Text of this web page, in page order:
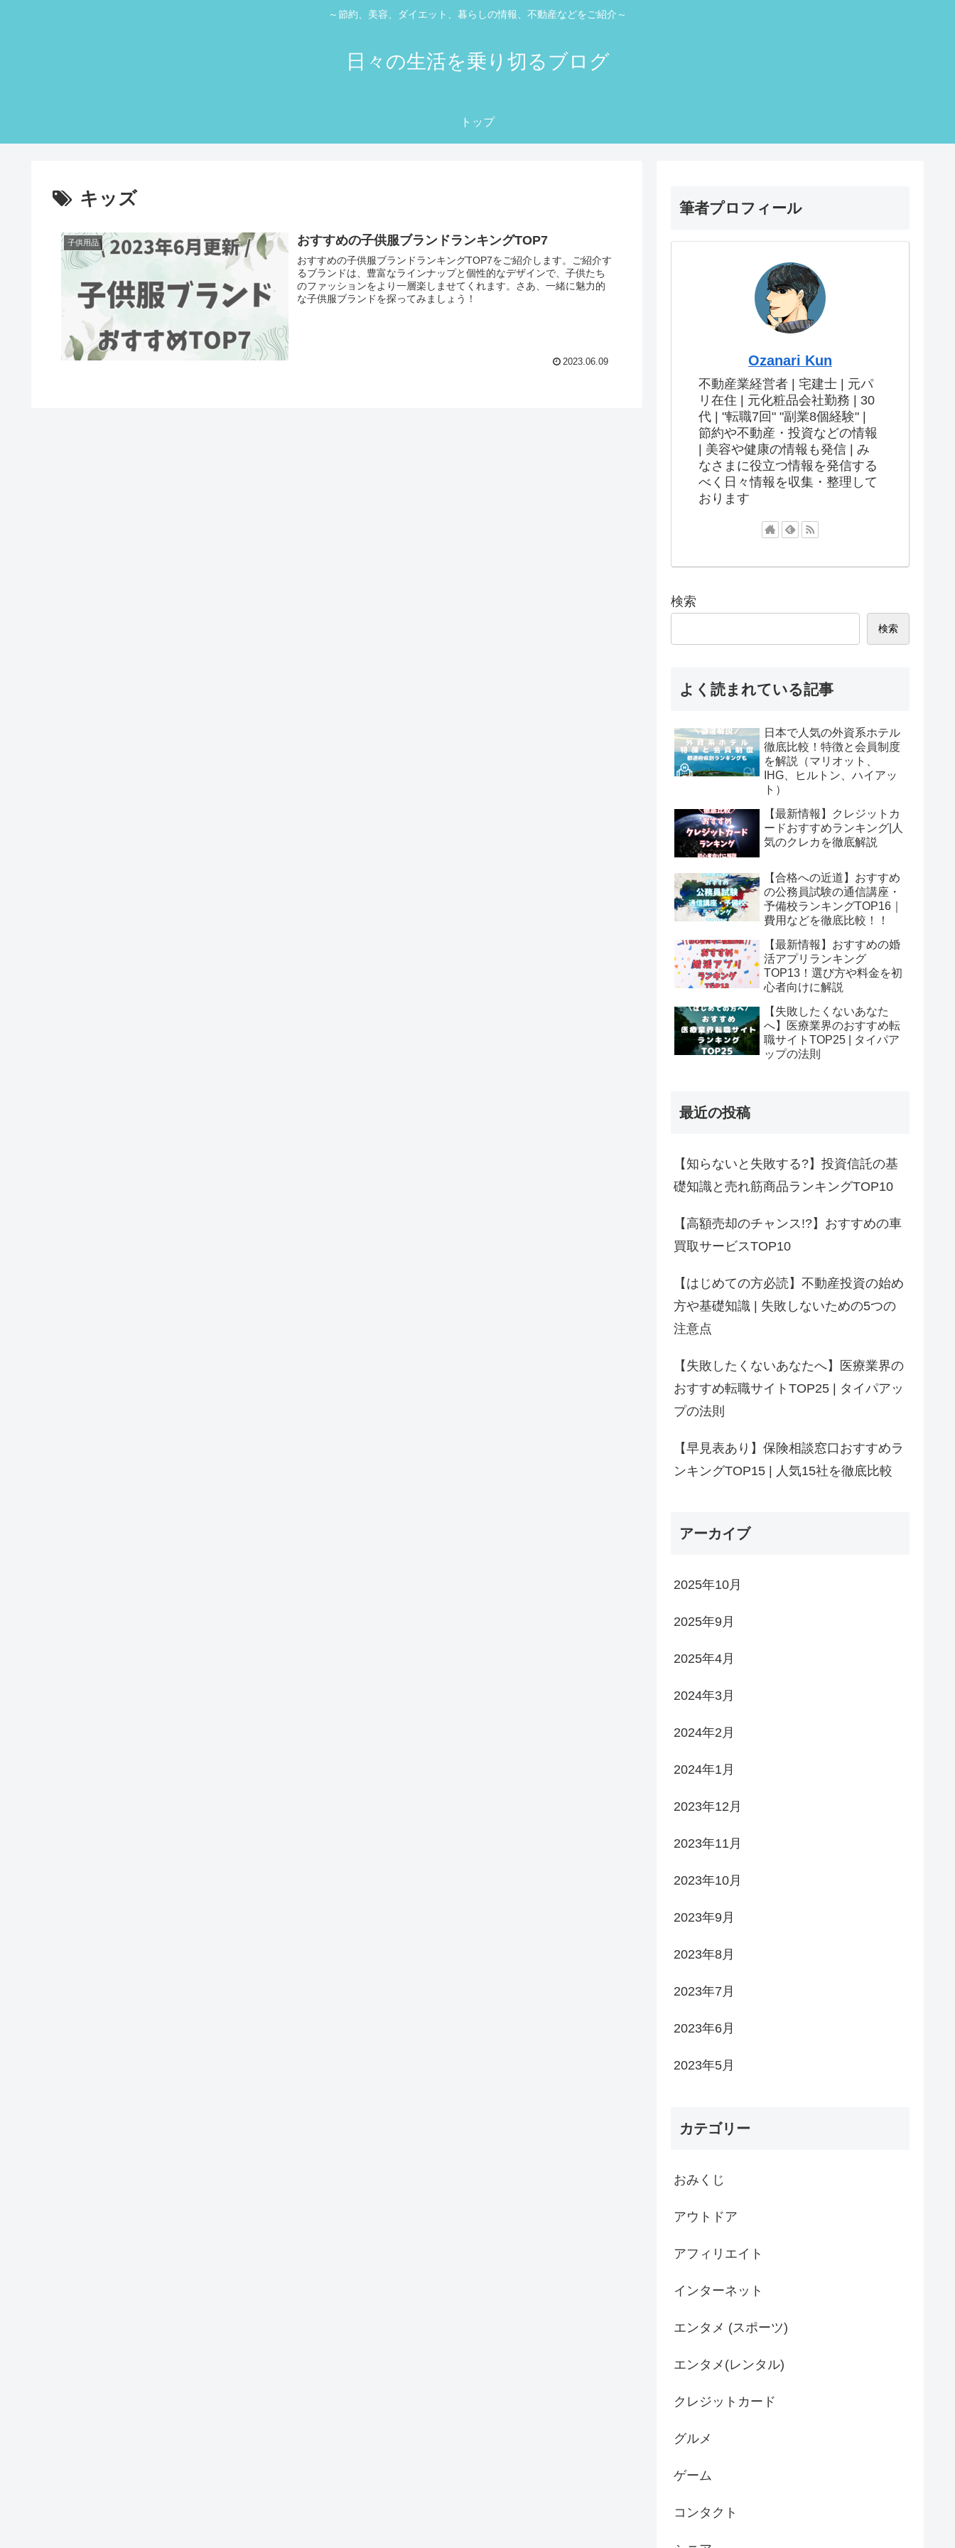
～節約、美容、ダイエット、暮らしの情報、不動産などをご紹介～
日々の生活を乗り切るブログ
トップ
キッズ
子供用品 おすすめの子供服ブランドランキングTOP7
おすすめの子供服ブランドランキングTOP7をご紹介します。ご紹介す
るブランドは、豊富なラインナップと個性的なデザインで、子供たち
のファッションをより一層楽しませてくれます。さあ、一緒に魅力的
な子供服ブランドを探ってみましょう！
2023.06.09
筆者プロフィール
Ozanari Kun
不動産業経営者 | 宅建士 | 元パ
リ在住 | 元化粧品会社勤務 | 30
代 | "転職7回" "副業8個経験" |
節約や不動産・投資などの情報
| 美容や健康の情報も発信 | み
なさまに役立つ情報を発信する
べく日々情報を収集・整理して
おります
検索
検索
よく読まれている記事
日本で人気の外資系ホテル
徹底比較！特徴と会員制度
を解説（マリオット、
IHG、ヒルトン、ハイアッ
ト）
【最新情報】クレジットカ
ードおすすめランキング|人
気のクレカを徹底解説
【合格への近道】おすすめ
の公務員試験の通信講座・
予備校ランキングTOP16｜
費用などを徹底比較！！
【最新情報】おすすめの婚
活アプリランキング
TOP13！選び方や料金を初
心者向けに解説
【失敗したくないあなた
へ】医療業界のおすすめ転
職サイトTOP25 | タイパア
ップの法則
最近の投稿
【知らないと失敗する?】投資信託の基
礎知識と売れ筋商品ランキングTOP10
【高額売却のチャンス!?】おすすめの車
買取サービスTOP10
【はじめての方必読】不動産投資の始め
方や基礎知識 | 失敗しないための5つの
注意点
【失敗したくないあなたへ】医療業界の
おすすめ転職サイトTOP25 | タイパアッ
プの法則
【早見表あり】保険相談窓口おすすめラ
ンキングTOP15 | 人気15社を徹底比較
アーカイブ
2025年10月
2025年9月
2025年4月
2024年3月
2024年2月
2024年1月
2023年12月
2023年11月
2023年10月
2023年9月
2023年8月
2023年7月
2023年6月
2023年5月
カテゴリー
おみくじ
アウトドア
アフィリエイト
インターネット
エンタメ (スポーツ)
エンタメ(レンタル)
クレジットカード
グルメ
ゲーム
コンタクト